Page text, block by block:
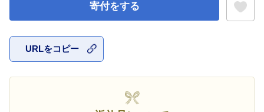
寄付をする
URLをコピー